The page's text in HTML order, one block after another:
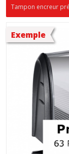
Tampon encreur
Exemple